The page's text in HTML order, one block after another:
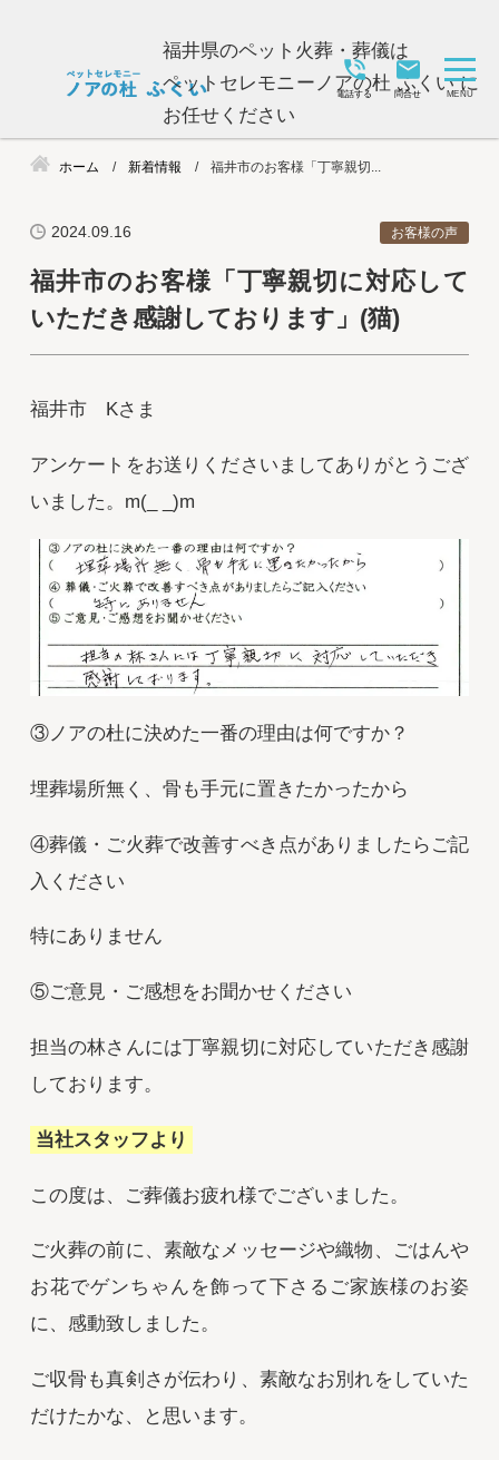
福井県のペット火葬・葬儀は
ペットセレモニーノアの杜 ふくい に
お任せください
電話する 問合せ
ホーム 新着情報 福井市のお客様「丁寧親切...
2024.09.16 お客様の声
福井市のお客様「丁寧親切に対応して
いただき感謝しております」(猫)
福井市 Kさま
アンケートをお送りくださいましてありがとうござ
いました。m(_ _)m
③ノアの杜に決めた一番の理由は何ですか？
埋葬場所無く、骨も手元に置きたかったから
④葬儀・ご火葬で改善すべき点がありましたらご記
入ください
特にありません
⑤ご意見・ご感想をお聞かせください
担当の林さんには丁寧親切に対応していただき感謝
しております。
当社スタッフより
この度は、ご葬儀お疲れ様でございました。
ご火葬の前に、素敵なメッセージや織物、ごはんや
お花でゲンちゃんを飾って下さるご家族様のお姿
に、感動致しました。
ご収骨も真剣さが伝わり、素敵なお別れをしていた
だけたかな、と思います。